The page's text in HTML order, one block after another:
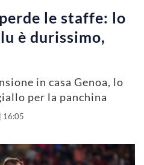
le staffe: lo
è durissimo,
in casa Genoa, lo
per la panchina
16:05